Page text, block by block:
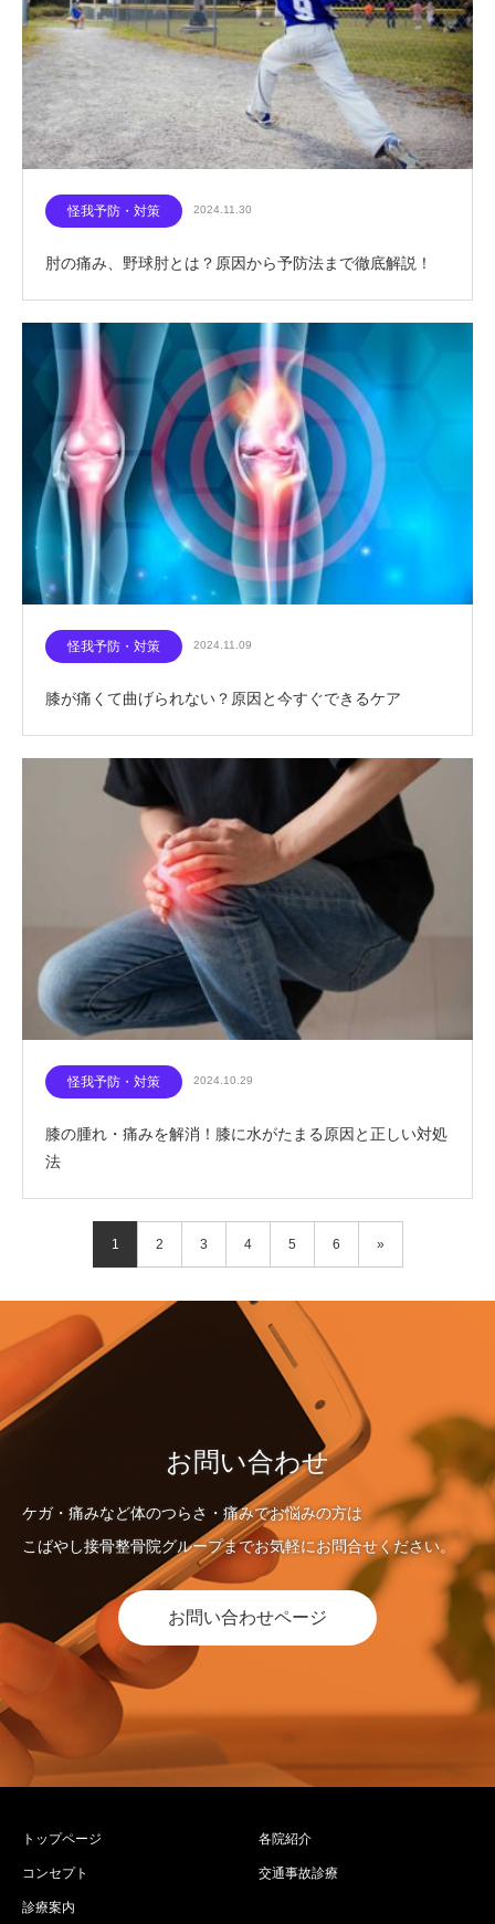
怪我予防・対策 2024.11.30
肘の痛み、野球肘とは？原因から予防法まで徹底解説！
怪我予防・対策 2024.11.09
膝が痛くて曲げられない？原因と今すぐできるケア
怪我予防・対策 2024.10.29
膝の腫れ・痛みを解消！膝に水がたまる原因と正しい対処
法
1 2 3 4 5 6 »
お問い合わせ
ケガ・痛みなど体のつらさ・痛みでお悩みの方は
こばやし接骨整骨院グループまでお気軽にお問合せください。
お問い合わせページ
トップページ
コンセプト
診療案内
各院紹介
交通事故診療